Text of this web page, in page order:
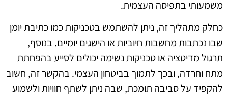
משמעותי בתפיסה העצמית.
כחלק מתהליך זה, ניתן להשתמש בטכניקות כמו כתיבת יומן
שבו נכתבות מחשבות חיוביות או הישגים יומיים. בנוסף,
תרגול מדיטציה או טכניקות נשימה יכולים לסייע בהפחתת
מתח וחרדה, ובכך לתמוך בביטחון העצמי. בהקשר זה, חשוב
להקפיד על סביבה תומכת, שבה ניתן לשתף חוויות ולשמוע